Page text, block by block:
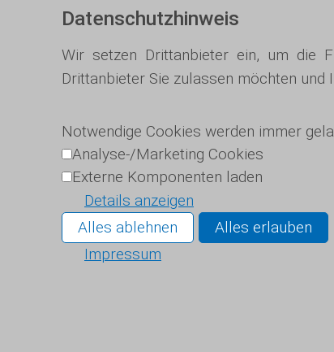
Datenschutzhinweis
Wir setzen Drittanbieter ein, um die
Drittanbieter Sie zulassen möchten
Notwendige Cookies werden immer
Analyse-/Marketing Cookies
Externe Komponenten laden
Details anzeigen
Alles ablehnen
Alles erlauben
Impressum